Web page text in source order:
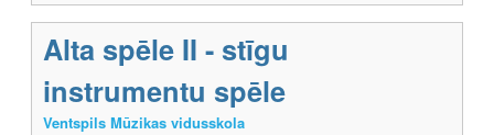
Alta spēle II - stīgu
instrumentu spēle
Ventspils Mūzikas vidusskola